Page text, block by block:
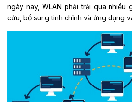
ngày nay, WLAN phải trải qua nhiều
cứu, bổ sung tinh chỉnh và ứng dụng